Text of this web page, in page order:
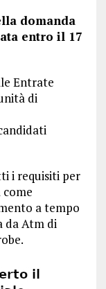
domanda
entro il 17
Entrate
di
i requisiti per
come
a tempo
da Atm di